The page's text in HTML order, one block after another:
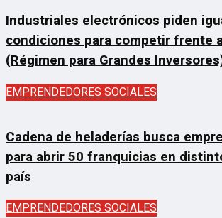
Industriales electrónicos piden
condiciones para competir frente
(Régimen para Grandes
EMPRENDEDORES SOCIALES
Cadena de heladerías busca
para abrir 50 franquicias en
país
EMPRENDEDORES SOCIALES